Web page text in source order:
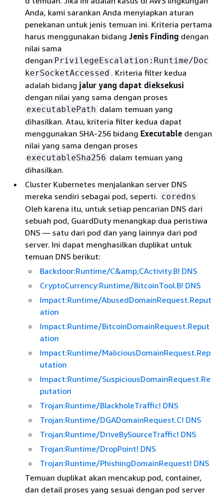
Anda, kami sarankan Anda menyiapkan aturan
penekanan untuk jenis temuan ini. Kriteria pertama
harus menggunakan bidang Jenis Finding dengan
nilai sama
dengan PrivilegeEscalation:Runtime/Doc
kerSocketAccessed . Kriteria filter kedua
adalah bidang jalur yang dapat dieksekusi
dengan nilai yang sama dengan proses
executablePath dalam temuan yang
dihasilkan. Atau, kriteria filter kedua dapat
menggunakan SHA-256 bidang Executable dengan
nilai yang sama dengan proses
executableSha256 dalam temuan yang
dihasilkan.
Cluster Kubernetes menjalankan server DNS
mereka sendiri sebagai pod, seperti. coredns
Oleh karena itu, untuk setiap pencarian DNS dari
sebuah pod, GuardDuty menangkap dua peristiwa
DNS — satu dari pod dan yang lainnya dari pod
server. Ini dapat menghasilkan duplikat untuk
temuan DNS berikut:
Backdoor:Runtime/C&amp;CActivity.B! DNS
CryptoCurrency:Runtime/BitcoinTool.B! DNS
Impact:Runtime/AbusedDomainRequest.Reput
ation
Impact:Runtime/BitcoinDomainRequest.Reput
ation
Impact:Runtime/MaliciousDomainRequest.Rep
utation
Impact:Runtime/SuspiciousDomainRequest.Re
putation
Trojan:Runtime/BlackholeTraffic! DNS
Trojan:Runtime/DGADomainRequest.C! DNS
Trojan:Runtime/DriveBySourceTraffic! DNS
Trojan:Runtime/DropPoint! DNS
Trojan:Runtime/PhishingDomainRequest! DNS
Temuan duplikat akan mencakup pod, container,
dan detail proses yang sesuai dengan pod server